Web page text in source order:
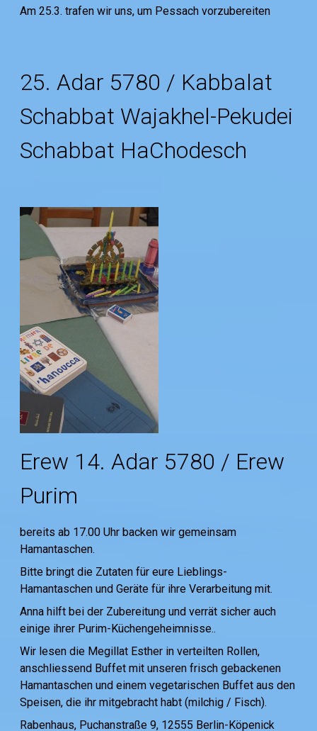
Am 25.3. trafen wir uns, um Pessach vorzubereiten
25. Adar 5780 / Kabbalat
Schabbat Wajakhel-Pekudei
Schabbat HaChodesch
Erew 14. Adar 5780 / Erew
Purim
bereits ab 17.00 Uhr backen wir gemeinsam
Hamantaschen.
Bitte bringt die Zutaten für eure Lieblings-
Hamantaschen und Geräte für ihre Verarbeitung mit.
Anna hilft bei der Zubereitung und verrät sicher auch
einige ihrer Purim-Küchengeheimnisse..
Wir lesen die Megillat Esther in verteilten Rollen,
anschliessend Buffet mit unseren frisch gebackenen
Hamantaschen und einem vegetarischen Buffet aus den
Speisen, die ihr mitgebracht habt (milchig / Fisch).
Rabenhaus, Puchanstraße 9, 12555 Berlin-Köpenick